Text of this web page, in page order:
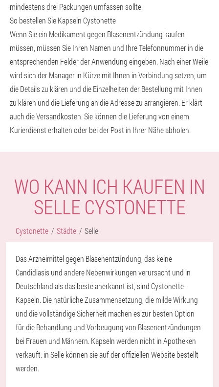
mindestens drei Packungen umfassen sollte.
So bestellen Sie Kapseln Cystonette
Wenn Sie ein Medikament gegen Blasenentzündung kaufen
müssen, müssen Sie Ihren Namen und Ihre Telefonnummer in die
entsprechenden Felder der Anwendung eingeben. Nach einer Weile
wird sich der Manager in Kürze mit Ihnen in Verbindung setzen, um
die Details zu klären und die Einzelheiten der Bestellung mit Ihnen
zu klären und die Lieferung an die Adresse zu arrangieren. Er klärt
auch die Versandkosten. Sie können die Lieferung von einem
Kurierdienst erhalten oder bei der Post in Ihrer Nähe abholen.
WO KANN ICH KAUFEN IN
SELLE CYSTONETTE
Cystonette Städte Selle
Das Arzneimittel gegen Blasenentzündung, das keine
Candidiasis und andere Nebenwirkungen verursacht und in
Deutschland als das beste anerkannt ist, sind Cystonette-
Kapseln. Die natürliche Zusammensetzung, die milde Wirkung
und die vollständige Sicherheit machen es zur besten Option
für die Behandlung und Vorbeugung von Blasenentzündungen
bei Frauen und Männern. Kapseln werden nicht in Apotheken
verkauft. in Selle können sie auf der offiziellen Website bestellt
werden.